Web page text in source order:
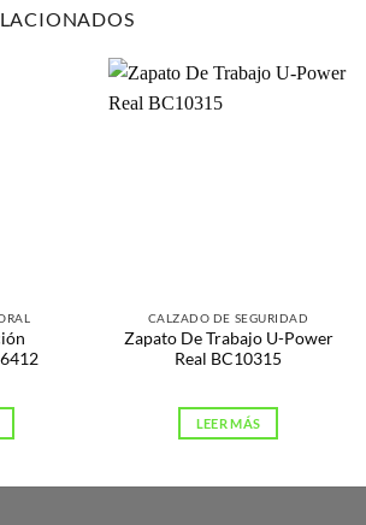
CALZADO DE SEGURIDAD
Zapato De Trabajo U-Power
Real BC10315
LEER MÁS